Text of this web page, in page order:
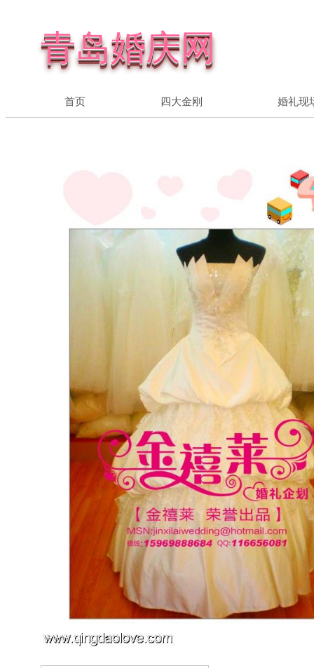
青岛婚庆网
首页 四大金刚 婚礼现